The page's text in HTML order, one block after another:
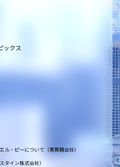
ックス
ル・ピーについて（実質親会社）
タイン株式会社）